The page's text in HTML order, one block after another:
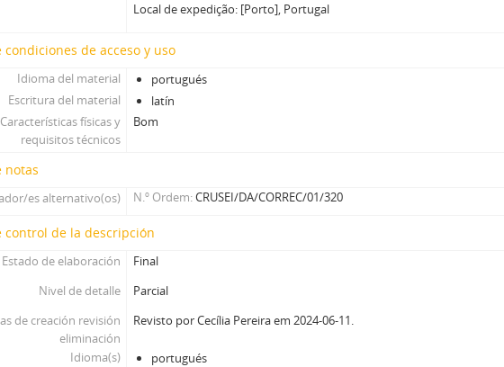
Local de expedição: [Porto], Portugal
condiciones de acceso y uso
Idioma del material
portugués
Escritura del material
latín
Características físicas y
requisitos técnicos
Bom
notas
es alternativo(os) N.º Ordem CRUSEI/DA/CORREC/01/320
control de la descripción
Estado de elaboración
Final
Nivel de detalle
Parcial
de creación revisión
eliminación
Revisto por Cecília Pereira em 2024-06-11.
Idioma(s)
portugués